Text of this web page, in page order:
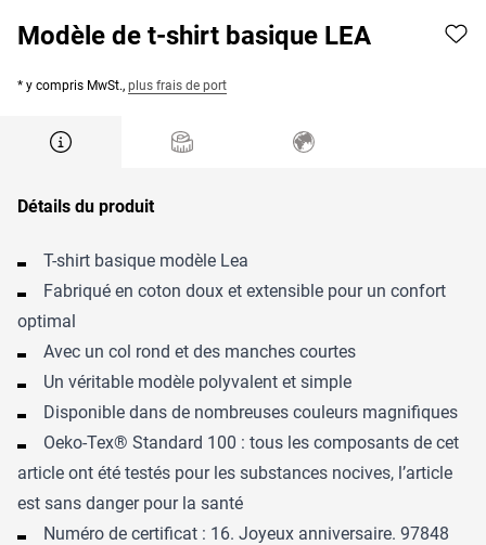
Modèle de t-shirt basique LEA
* y compris MwSt., plus frais de port
Détails du produit
T-shirt basique modèle Lea
Fabriqué en coton doux et extensible pour un confort
optimal
Avec un col rond et des manches courtes
Un véritable modèle polyvalent et simple
Disponible dans de nombreuses couleurs magnifiques
Oeko-Tex® Standard 100 : tous les composants de cet
article ont été testés pour les substances nocives, l’article
est sans danger pour la santé
Numéro de certificat : 16. Joyeux anniversaire. 97848